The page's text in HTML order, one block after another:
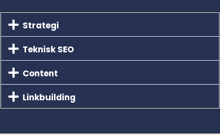
Strategi
Teknisk SEO
Content
Linkbuilding